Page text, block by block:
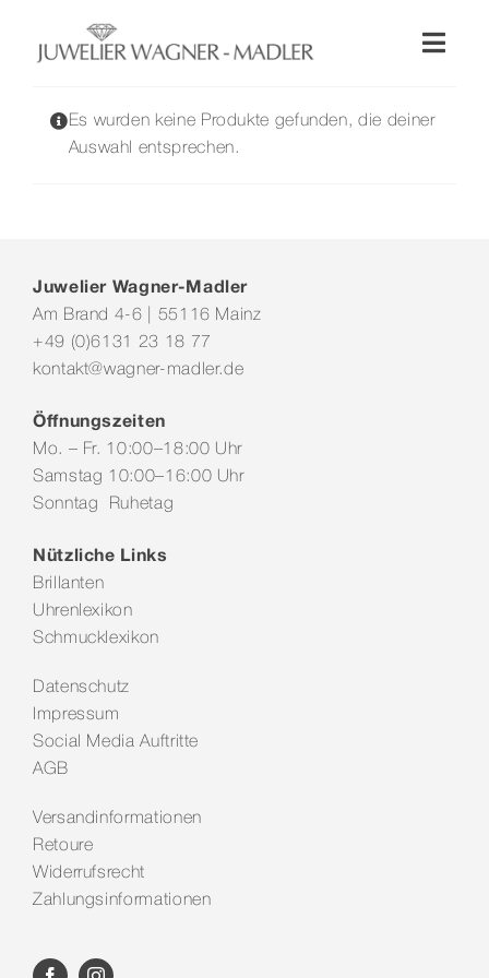
springen
Wellendorff
Service & Leistungen
Es wurden keine Produkte gefunden, die deiner
Auswahl entsprechen.
Juwelier Wagner-Madler
Am Brand 4-6 | 55116 Mainz
+49 (0)6131 23 18 77
kontakt@wagner-madler.de
Öffnungszeiten
Mo. – Fr. 10:00–18:00 Uhr
Samstag 10:00–16:00 Uhr
Sonntag Ruhetag
Nützliche Links
Brillanten
Uhrenlexikon
Schmucklexikon
Datenschutz
Impressum
Social Media Auftritte
AGB
Versandinformationen
Retoure
Widerrufsrecht
Zahlungsinformationen